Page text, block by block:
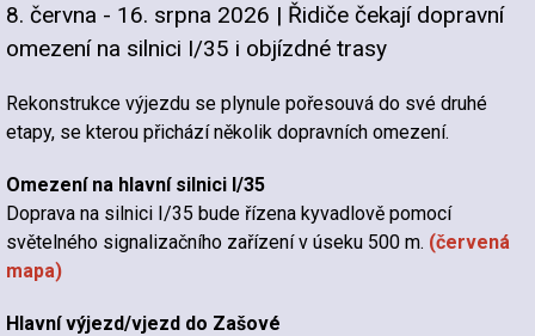
Nadpis článku
8. června - 16. srpna 2026 | Řidiče čekají dopravní
omezení na silnici I/35 i objízdné trasy
Rekonstrukce výjezdu se plynule pořesouvá do své druhé
etapy, se kterou přichází několik dopravních omezení.
Omezení na hlavní silnici I/35
Doprava na silnici I/35 bude řízena kyvadlově pomocí
světelného signalizačního zařízení v úseku 500 m. (červená
mapa)
Hlavní výjezd/vjezd do Zašové